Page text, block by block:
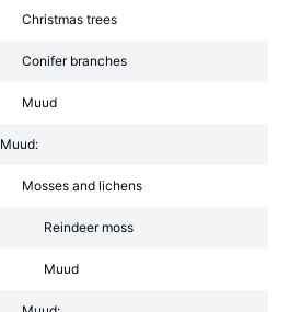
Christmas trees
Conifer branches
Muud
Muud:
Mosses and lichens
Reindeer moss
Muud